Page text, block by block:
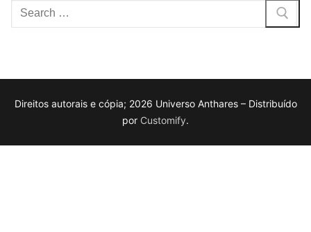
Pesquisar
por:
Direitos autorais e cópia; 2026 Universo Anthares – Distribuído
por Customify.